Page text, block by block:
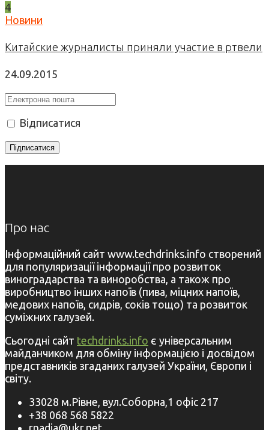
4
Новини
Китайские журналисты приняли участие в ртвели
24.09.2015
Відписатися
Про нас
Інформаційний сайт www.techdrinks.info створений
для популяризації інформації про розвиток
виноградарства та виноробства, а також про
виробництво інших напоїв (пива, міцних напоїв,
медових напоїв, сидрів, соків тощо) та розвиток
суміжних галузей.
Сьогодні сайт techdrinks.info є універсальним
майданчиком для обміну інформацією і досвідом
представників згаданих галузей України, Європи і
світу.
33028 м.Рівне, вул.Соборна,1 офіс 217
+38 068 568 5822
rnadia@ukr.net